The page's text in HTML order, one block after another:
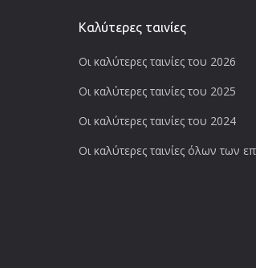
Καλύτερες ταινίες
Οι καλύτερες ταινίες του 2026
Οι καλύτερες ταινίες του 2025
Οι καλύτερες ταινίες του 2024
Οι καλύτερες ταινίες όλων των